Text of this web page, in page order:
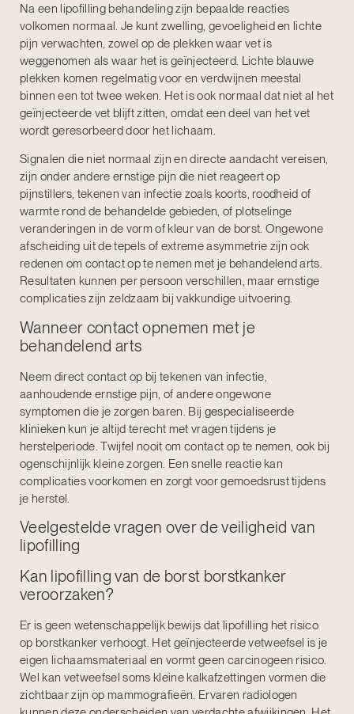
Na een lipofilling behandeling zijn bepaalde reacties
volkomen normaal. Je kunt zwelling, gevoeligheid en lichte
pijn verwachten, zowel op de plekken waar vet is
weggenomen als waar het is geïnjecteerd. Lichte blauwe
plekken komen regelmatig voor en verdwijnen meestal
binnen een tot twee weken. Het is ook normaal dat niet al het
geïnjecteerde vet blijft zitten, omdat een deel van het vet
wordt geresorbeerd door het lichaam.
Signalen die niet normaal zijn en directe aandacht vereisen,
zijn onder andere ernstige pijn die niet reageert op
pijnstillers, tekenen van infectie zoals koorts, roodheid of
warmte rond de behandelde gebieden, of plotselinge
veranderingen in de vorm of kleur van de borst. Ongewone
afscheiding uit de tepels of extreme asymmetrie zijn ook
redenen om contact op te nemen met je behandelend arts.
Resultaten kunnen per persoon verschillen, maar ernstige
complicaties zijn zeldzaam bij vakkundige uitvoering.
Wanneer contact opnemen met je
behandelend arts
Neem direct contact op bij tekenen van infectie,
aanhoudende ernstige pijn, of andere ongewone
symptomen die je zorgen baren. Bij gespecialiseerde
klinieken kun je altijd terecht met vragen tijdens je
herstelperiode. Twijfel nooit om contact op te nemen, ook bij
ogenschijnlijk kleine zorgen. Een snelle reactie kan
complicaties voorkomen en zorgt voor gemoedsrust tijdens
je herstel.
Veelgestelde vragen over de veiligheid van
lipofilling
Kan lipofilling van de borst borstkanker
veroorzaken?
Er is geen wetenschappelijk bewijs dat lipofilling het risico
op borstkanker verhoogt. Het geïnjecteerde vetweefsel is je
eigen lichaamsmateriaal en vormt geen carcinogeen risico.
Wel kan vetweefsel soms kleine kalkafzettingen vormen die
zichtbaar zijn op mammografieën. Ervaren radiologen